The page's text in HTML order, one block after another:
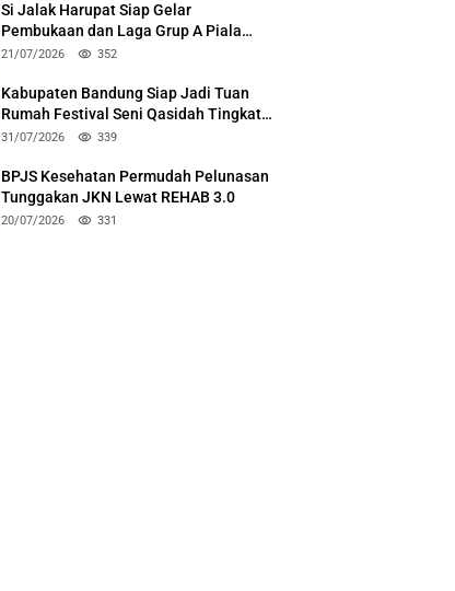
Si Jalak Harupat Siap Gelar
Pembukaan dan Laga Grup A Piala
Presiden 2026 Sabtu Mendatang
21/07/2026 352
Kabupaten Bandung Siap Jadi Tuan
Rumah Festival Seni Qasidah Tingkat
Nasional
31/07/2026 339
BPJS Kesehatan Permudah Pelunasan
Tunggakan JKN Lewat REHAB 3.0
20/07/2026 331